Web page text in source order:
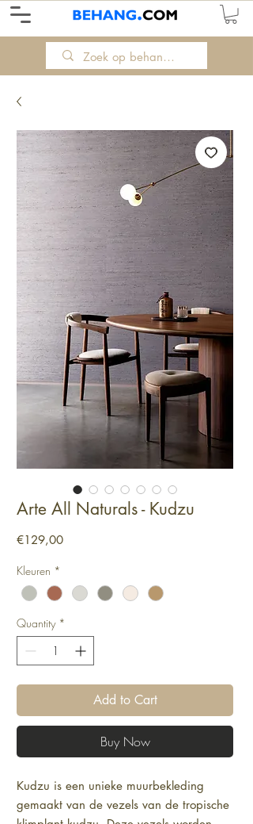
Arte All Naturals - Kudzu
€129,00Price
Kleuren *
Quantity *
Add to Cart
Buy Now
Kudzu is een unieke muurbekleding
gemaakt van de vezels van de tropische